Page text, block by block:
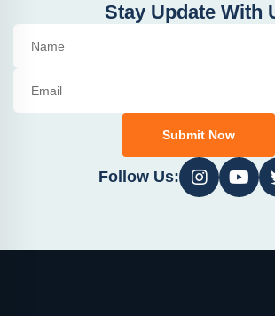
Stay Update With
Submit Now
Follow Us: